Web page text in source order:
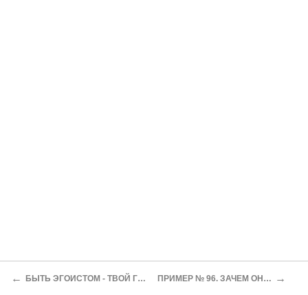
← БЫТЬ ЭГОИСТОМ - ТВОЙ ГРАЖДАНСКИЙ ДОЛГ ПРИМЕР № 96. ЗАЧЕМ ОН СЖЕГ ПАСПОРТ... →